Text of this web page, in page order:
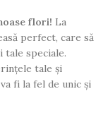
flori! La
perfect, care să
tale speciale.
tale și
fi la fel de unic și